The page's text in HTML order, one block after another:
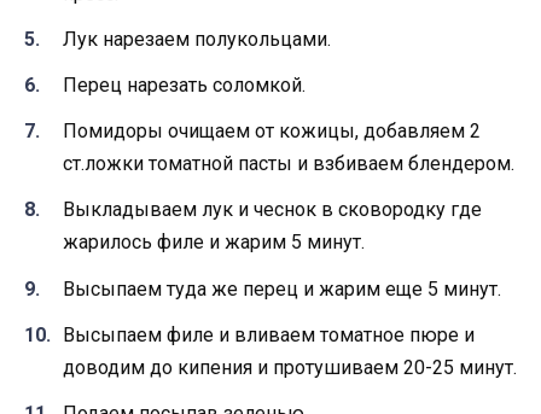
Лук нарезаем полукольцами.
Перец нарезать соломкой.
Помидоры очищаем от кожицы, добавляем 2
ст.ложки томатной пасты и взбиваем блендером.
Выкладываем лук и чеснок в сковородку где
жарилось филе и жарим 5 минут.
Высыпаем туда же перец и жарим еще 5 минут.
Высыпаем филе и вливаем томатное пюре и
доводим до кипения и протушиваем 20-25 минут.